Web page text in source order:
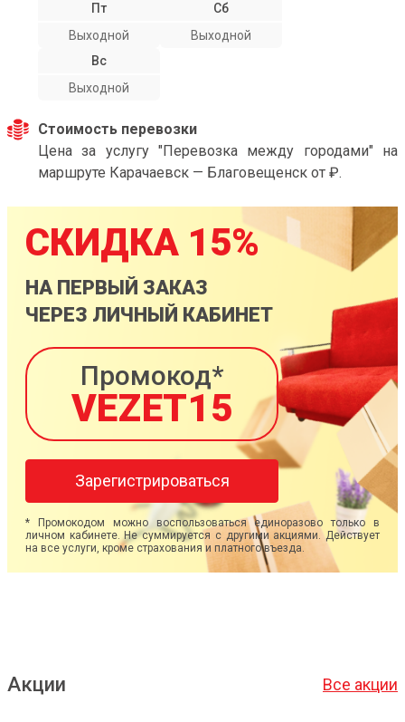
Пт
Выходной
Сб
Выходной
Вс
Выходной
Стоимость перевозки
Цена за услугу "Перевозка между городами" на
маршруте Карачаевск — Благовещенск от ₽.
СКИДКА 15%
НА ПЕРВЫЙ ЗАКАЗ
ЧЕРЕЗ ЛИЧНЫЙ КАБИНЕТ
Промокод*
VEZET15
Зарегистрироваться
* Промокодом можно воспользоваться единоразово только в
личном кабинете. Не суммируется с другими акциями. Действует
на все услуги, кроме страхования и платного въезда.
Акции Все акции